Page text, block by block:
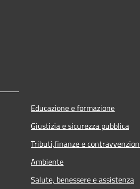
Educazione e formazione
Giustizia e sicurezza pubblica
Tributi,finanze e
Ambiente
Salute, benessere e assistenza